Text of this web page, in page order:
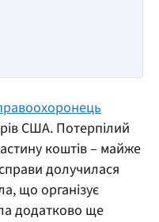
США. Потерпілий
коштів – майже
долучилася
що організує
додатково ще